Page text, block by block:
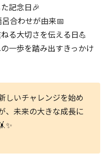
記念日🎉
合わせが由来📅
る大切さを伝える日💪
一歩を踏み出すきっかけ
しいチャレンジを始め
、未来の大きな成長に